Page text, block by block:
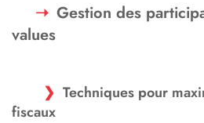
Gestion des
values
Techniques pour
fiscaux